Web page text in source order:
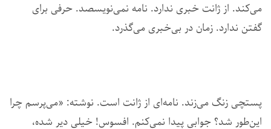
می‌کند. از ژانت خبری ندارد. نامه نمی‌نویسصد. حرفی برای
گفتن ندارد. زمان در بی‌خبری می‌گذرد.
پستچی زنگ می‌زند. نامه‌ای از ژانت است. نوشته: «می‌پرسم چرا
این‌طور شد؟ جوابی پیدا نمی‌کنم. افسوس! خیلی دیر شده،